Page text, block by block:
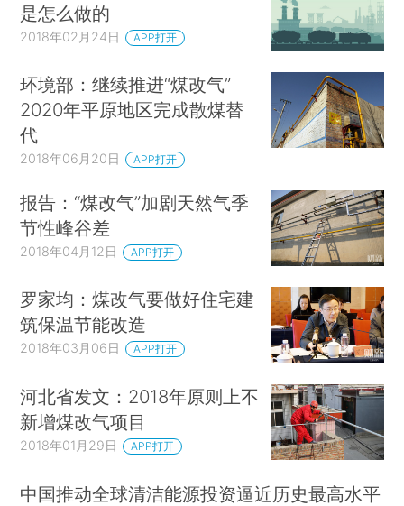
是怎么做的
2018年02月24日 APP打开
环境部：继续推进“煤改气”
2020年平原地区完成散煤替
代
2018年06月20日 APP打开
报告：“煤改气”加剧天然气季
节性峰谷差
2018年04月12日 APP打开
罗家均：煤改气要做好住宅建
筑保温节能改造
2018年03月06日 APP打开
河北省发文：2018年原则上不
新增煤改气项目
2018年01月29日 APP打开
中国推动全球清洁能源投资逼近历史最高水平